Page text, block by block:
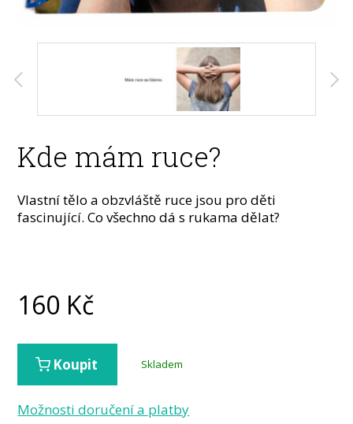
Kde mám ruce?
Vlastní tělo a obzvláště ruce jsou pro děti
fascinující. Co všechno dá s rukama dělat?
160 Kč
Koupit Skladem
Možnosti doručení a platby